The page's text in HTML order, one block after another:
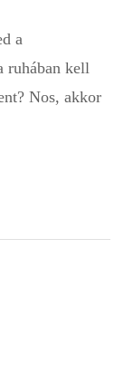
a
ruhában kell
Nos, akkor